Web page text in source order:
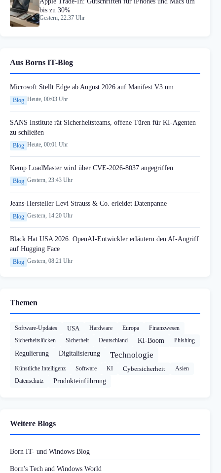
bis zu 30%
Gestern, 22:37 Uhr
Aus Borns IT-Blog
Microsoft Stellt Edge ab August 2026 auf Manifest V3 um
Blog Heute, 00:03 Uhr
SANS Institute rät Sicherheitsteams, offene Türen für KI-Agenten
zu schließen
Blog Heute, 00:01 Uhr
Kemp LoadMaster wird über CVE-2026-8037 angegriffen
Blog Gestern, 23:43 Uhr
Jeans-Hersteller Levi Strauss & Co. erleidet Datenpanne
Blog Gestern, 14:20 Uhr
Black Hat USA 2026: OpenAI-Entwickler erläutern den AI-Angriff
auf Hugging Face
Blog Gestern, 08:21 Uhr
Themen
Software-Updates USA Hardware Europa
Finanzwesen
Sicherheitslücken
Sicherheit Deutschland KI-Boom Phishing
Regulierung Digitalisierung Technologie
Künstliche Intelligenz Software KI Cybersicherheit
Asien
Datenschutz
Produkteinführung
Weitere Blogs
Born IT- und Windows Blog
Born's Tech and Windows World